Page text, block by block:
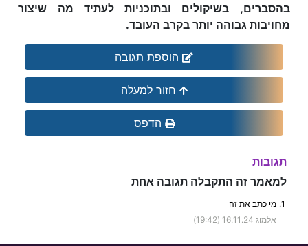
בהסברים, בשיקולים ובתוכניות לעתיד מה שיצור
מחויבות גבוהה יותר בקרב העובד.
הוספת תגובה
חזור למעלה
הדפס
תגובות
למאמר זה התקבלה תגובה אחת
1. מי כתב את זה
אלמוג 16.11.24 (19:42)